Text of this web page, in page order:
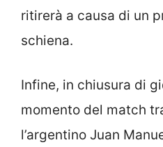
ritirerà a causa di un
schiena.
Infine, in chiusura di
momento del match
l’argentino Juan